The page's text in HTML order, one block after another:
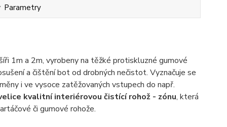
Parametry
1m a 2m, vyrobeny na těžké protiskluzné gumové
a čištění bot od drobných nečistot. Vyznačuje se
i ve vysoce zatěžovaných vstupech do např.
kvalitní interiérovou čistící rohož - zónu, která
či gumové rohože.